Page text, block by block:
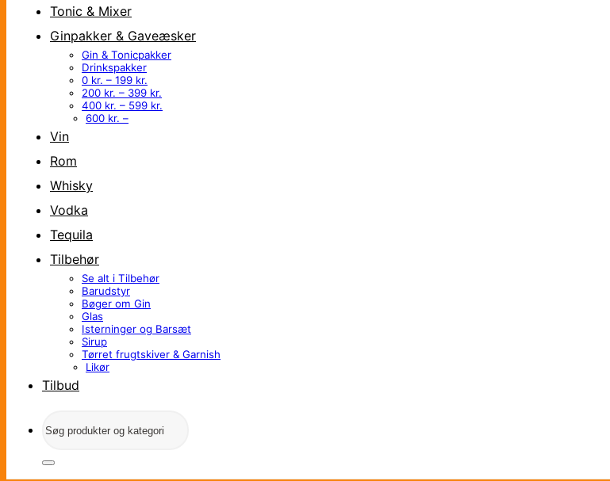
Tonic & Mixer
Ginpakker & Gaveæsker
Gin & Tonicpakker
Drinkspakker
0 kr. – 199 kr.
200 kr. – 399 kr.
400 kr. – 599 kr.
600 kr. –
Vin
Rom
Whisky
Vodka
Tequila
Tilbehør
Se alt i Tilbehør
Barudstyr
Bøger om Gin
Glas
Isterninger og Barsæt
Sirup
Tørret frugtskiver & Garnish
Likør
Tilbud
efter: